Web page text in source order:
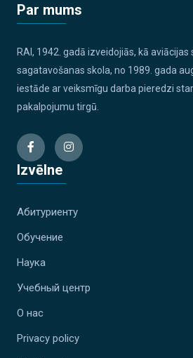
Par mums
RAI, 1942. gadā izveidojiās, kā aviācijas
sagatavošanas skola, no 1989. gada
iestāde ar veiksmīgu darba pieredzi
pakalpojumu tirgū.
Izvēlne
Абитуриенту
Обучение
Наука
Учебный центр
О нас
Privacy policy